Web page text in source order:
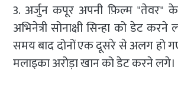
3. अर्जुन कपूर अपनी फ़िल्म "तेवर" के
अभिनेत्री सोनाक्षी सिन्हा को डेट
समय बाद दोनों एक दूसरे से अलग हो
मलाइका अरोड़ा खान को डेट करने लगे।